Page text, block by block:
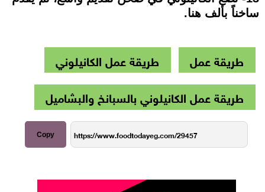
ساخناً بألف هنا.
طريقة عمل
طريقة عمل الكانيلوني
طريقة عمل الكانيلوني بالسبانخ والبشاميل
Copy